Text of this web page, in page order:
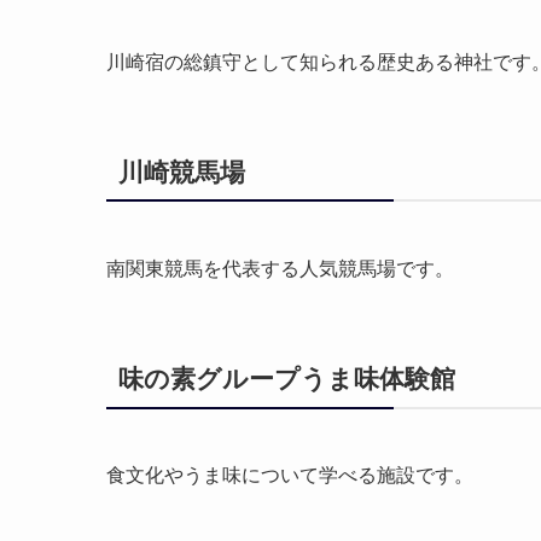
川崎宿の総鎮守として知られる歴史ある神社です
川崎競馬場
南関東競馬を代表する人気競馬場です。
味の素グループうま味体験館
食文化やうま味について学べる施設です。